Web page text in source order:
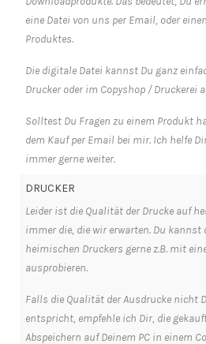
eine Datei von uns per Email, oder
Produktes.
Die digitale Datei kannst Du ganz
Drucker oder im Copyshop / Druckerei
Solltest Du Fragen zu einem Produkt
dem Kauf per Email bei mir. Ich helfe
immer gerne weiter.
DRUCKER
Leider ist die Qualität der Drucke auf
immer die, die wir erwarten. Du kannst
heimischen Druckers gerne z.B. mit
ausprobieren.
Falls die Qualität der Ausdrucke nicht
entspricht, empfehle ich Dir, die
Abspeichern auf Deinem PC in einem